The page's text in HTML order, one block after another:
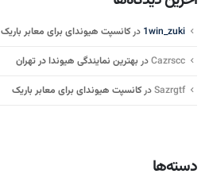
1win_zuki درکانسپت هیوندای برای معابر باریک
Cazrsccدر بهترین نمایندگی هیوندا در تهران
Sazrgtfدرکانسپت هیوندای برای معابر باریک
دسته‌ها